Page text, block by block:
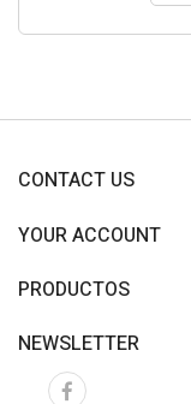
CONTACT US
YOUR ACCOUNT
PRODUCTOS
NEWSLETTER